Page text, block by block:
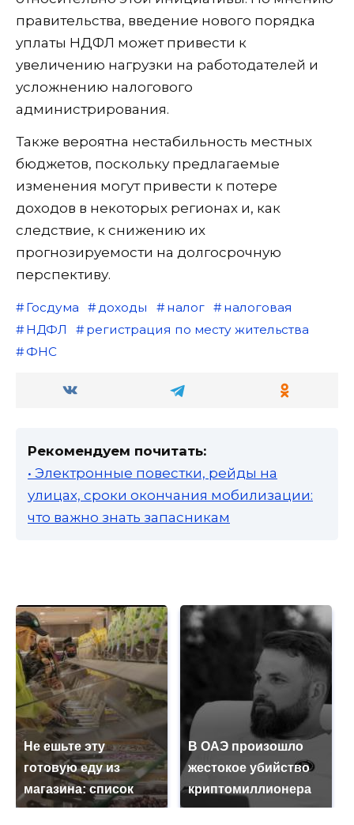
правительства, введение нового порядка
уплаты НДФЛ может привести к
увеличению нагрузки на работодателей и
усложнению налогового
администрирования.
Также вероятна нестабильность местных
бюджетов, поскольку предлагаемые
изменения могут привести к потере
доходов в некоторых регионах и, как
следствие, к снижению их
прогнозируемости на долгосрочную
перспективу.
Госдума доходы налог
налоговая
НДФЛ
регистрация по месту жительства
ФНС
Рекомендуем почитать:
• Электронные повестки, рейды на
улицах, сроки окончания мобилизации:
что важно знать запасникам
Не ешьте эту
готовую еду из
магазина: список
В ОАЭ произошло
жестокое убийство
криптомиллионера